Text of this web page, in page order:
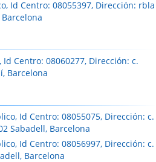
Id Centro: 08055397, Dirección: rbla
Centro: 08060277, Dirección: c.
Barcelona
Id Centro: 08055075, Dirección: c.
Sabadell, Barcelona
Id Centro: 08056997, Dirección: c.
Barcelona